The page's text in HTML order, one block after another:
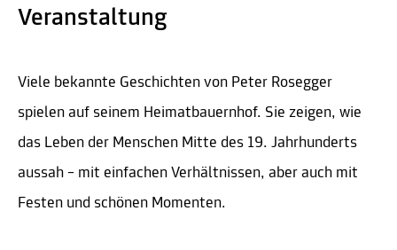
Veranstaltung
Viele bekannte Geschichten von Peter Rosegger
spielen auf seinem Heimatbauernhof. Sie zeigen, wie
das Leben der Menschen Mitte des 19. Jahrhunderts
aussah – mit einfachen Verhältnissen, aber auch mit
Festen und schönen Momenten.